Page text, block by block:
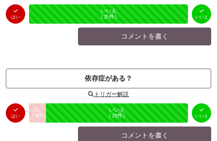
はい
はい
（0件）
未投票
いいえ
（29件） いいえ
コメントを書く
依存症がある？
トリガー解説
はい
はい
（ 3件）未投票
いいえ
（25件） いいえ
コメントを書く